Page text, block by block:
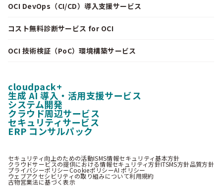
OCI DevOps（CI/CD）導入支援サービス
コスト無料診断サービス for OCI
OCI 技術検証（PoC）環境構築サービス
cloudpack+
生成 AI 導入・活用支援サービス
システム開発
クラウド周辺サービス
セキュリティサービス
ERP コンサルパック
セキュリティ向上のための活動ISMS情報セキュリティ基本方針
クラウドサービスの提供における情報セキュリティ方針ITSMS方針品質方針
プライバシーポリシーCookieポリシーAI ポリシー
ウェブアクセシビリティの取り組みについて利用規約
古物営業法に基づく表示